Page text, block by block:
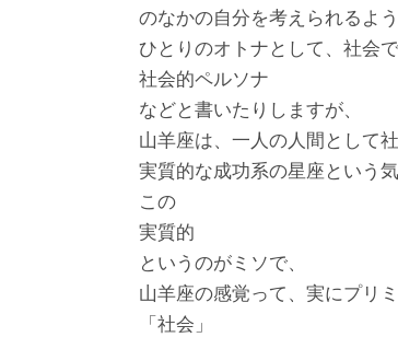
のなかの自分を考えられるよ
ひとりのオトナとして、社会
社会的ペルソナ
などと書いたりしますが、
山羊座は、一人の人間として
実質的な成功系の星座という気
この
実質的
というのがミソで、
山羊座の感覚って、実にプリ
「社会」